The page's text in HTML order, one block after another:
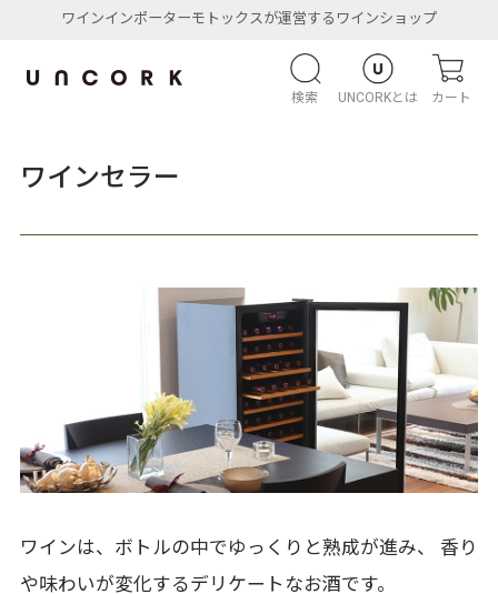
ワインインポーターモトックスが運営するワインショップ
検索 UNCORKとは カート
ワインセラー
ワインは、ボトルの中でゆっくりと熟成が進み、 香り
や味わいが変化するデリケートなお酒です。